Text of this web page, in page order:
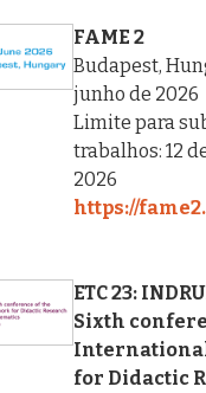
FAME 2
Budapest,
junho de 2026
Limite para
trabalhos: 12
2026
https://
ETC 23:
Sixth
for Didactic